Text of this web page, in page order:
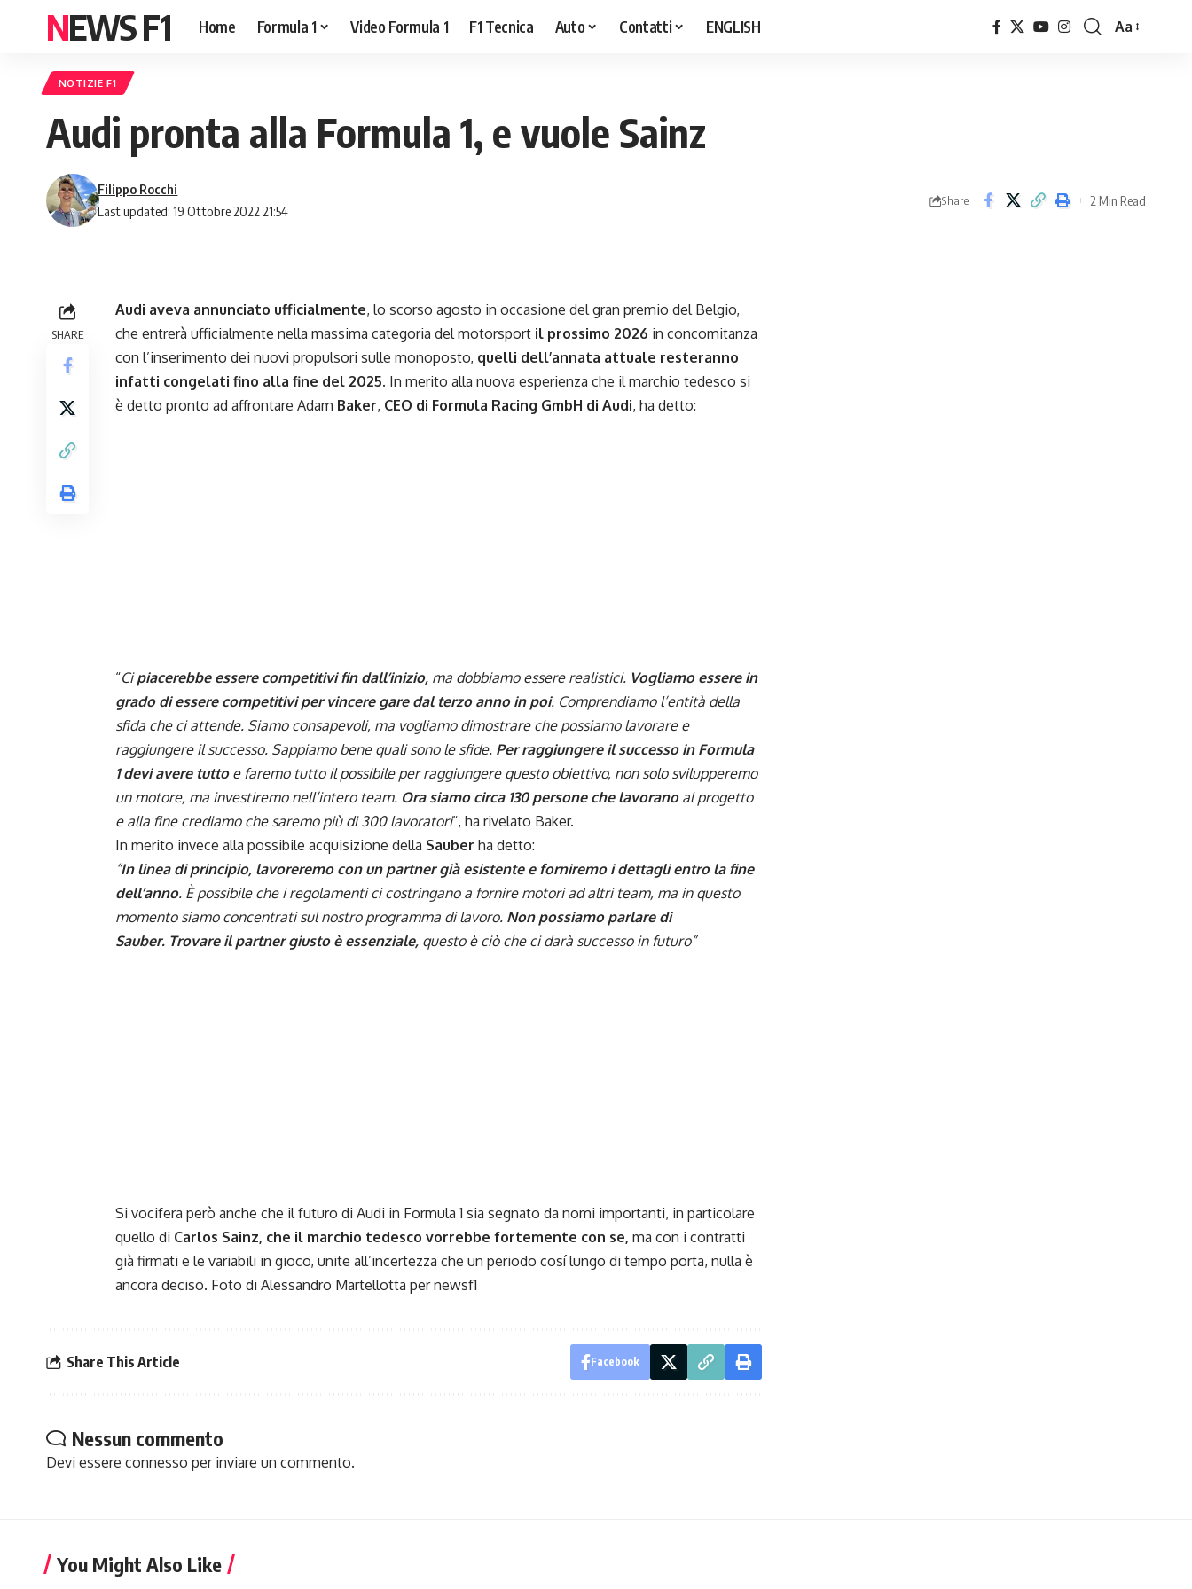
NEWS F1 Home Formula 1 Video Formula 1 F1 Tecnica Auto Contatti ENGLISH
Font
Aa
NOTIZIE F1
Audi pronta alla Formula 1, e vuole Sainz
Last updated: 19 Ottobre 2022 21:54
Filippo Rocchi
Share 2 Min Read
SHARE
Audi aveva annunciato ufficialmente, lo scorso agosto in occasione del gran premio del Belgio,
che entrerà ufficialmente nella massima categoria del motorsport il prossimo 2026 in concomitanza
con l’inserimento dei nuovi propulsori sulle monoposto, quelli dell’annata attuale resteranno
infatti congelati fino alla fine del 2025. In merito alla nuova esperienza che il marchio tedesco si
è detto pronto ad affrontare Adam Baker, CEO di Formula Racing GmbH di Audi, ha detto:
“Cipiacerebbe essere competitivi fin dall’inizio, ma dobbiamo essere realistici. Vogliamo essere in
grado di essere competitivi per vincere gare dal terzo anno in poi. Comprendiamo l’entità della
sfida che ci attende. Siamo consapevoli, ma vogliamo dimostrare che possiamo lavorare e
raggiungere il successo. Sappiamo bene quali sono le sfide. Per raggiungere il successo in Formula
1 devi avere tuttoe faremo tutto il possibile per raggiungere questo obiettivo, non solo svilupperemo
un motore, ma investiremo nell’intero team. Ora siamo circa 130 persone che lavoranoal progetto
e alla fine crediamo che saremo più di 300 lavoratori“, ha rivelato Baker.
In merito invece alla possibile acquisizione della Sauber ha detto:
“In linea di principio, lavoreremo con un partner già esistente e forniremo i dettagli entro la fine
dell’anno. È possibile che i regolamenti ci costringano a fornire motori ad altri team, ma in questo
momento siamo concentrati sul nostro programma di lavoro. Non possiamo parlare di
Sauber. Trovare il partner giusto è essenziale, questo è ciò che ci darà successo in futuro”
Si vocifera però anche che il futuro di Audi in Formula 1 sia segnato da nomi importanti, in particolare
quello di Carlos Sainz, che il marchio tedesco vorrebbe fortemente con se, ma con i contratti
già firmati e le variabili in gioco, unite all’incertezza che un periodo cosí lungo di tempo porta, nulla è
ancora deciso. Foto di Alessandro Martellotta per newsf1
Share This Article Facebook
Nessun commento
Devi essere connesso per inviare un commento.
You Might Also Like